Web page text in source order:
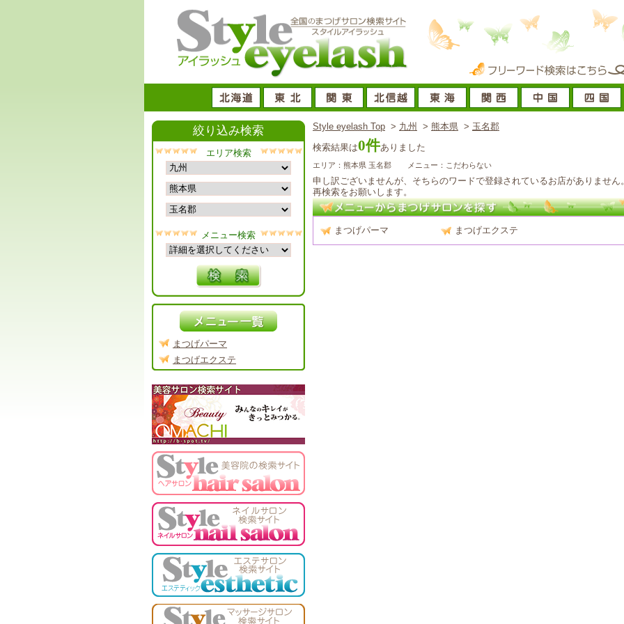
Style eyelash Top > 九州 > 熊本県 > 玉名郡
検索結果は0件ありました
エリア：熊本県 玉名郡 メニュー：こだわらない
申し訳ございませんが、そちらのワードで登録されているお店がありません
再検索をお願いします。
まつげパーマ まつげエクステ
絞り込み検索
エリア検索
メニュー検索
まつげパーマ
まつげエクステ